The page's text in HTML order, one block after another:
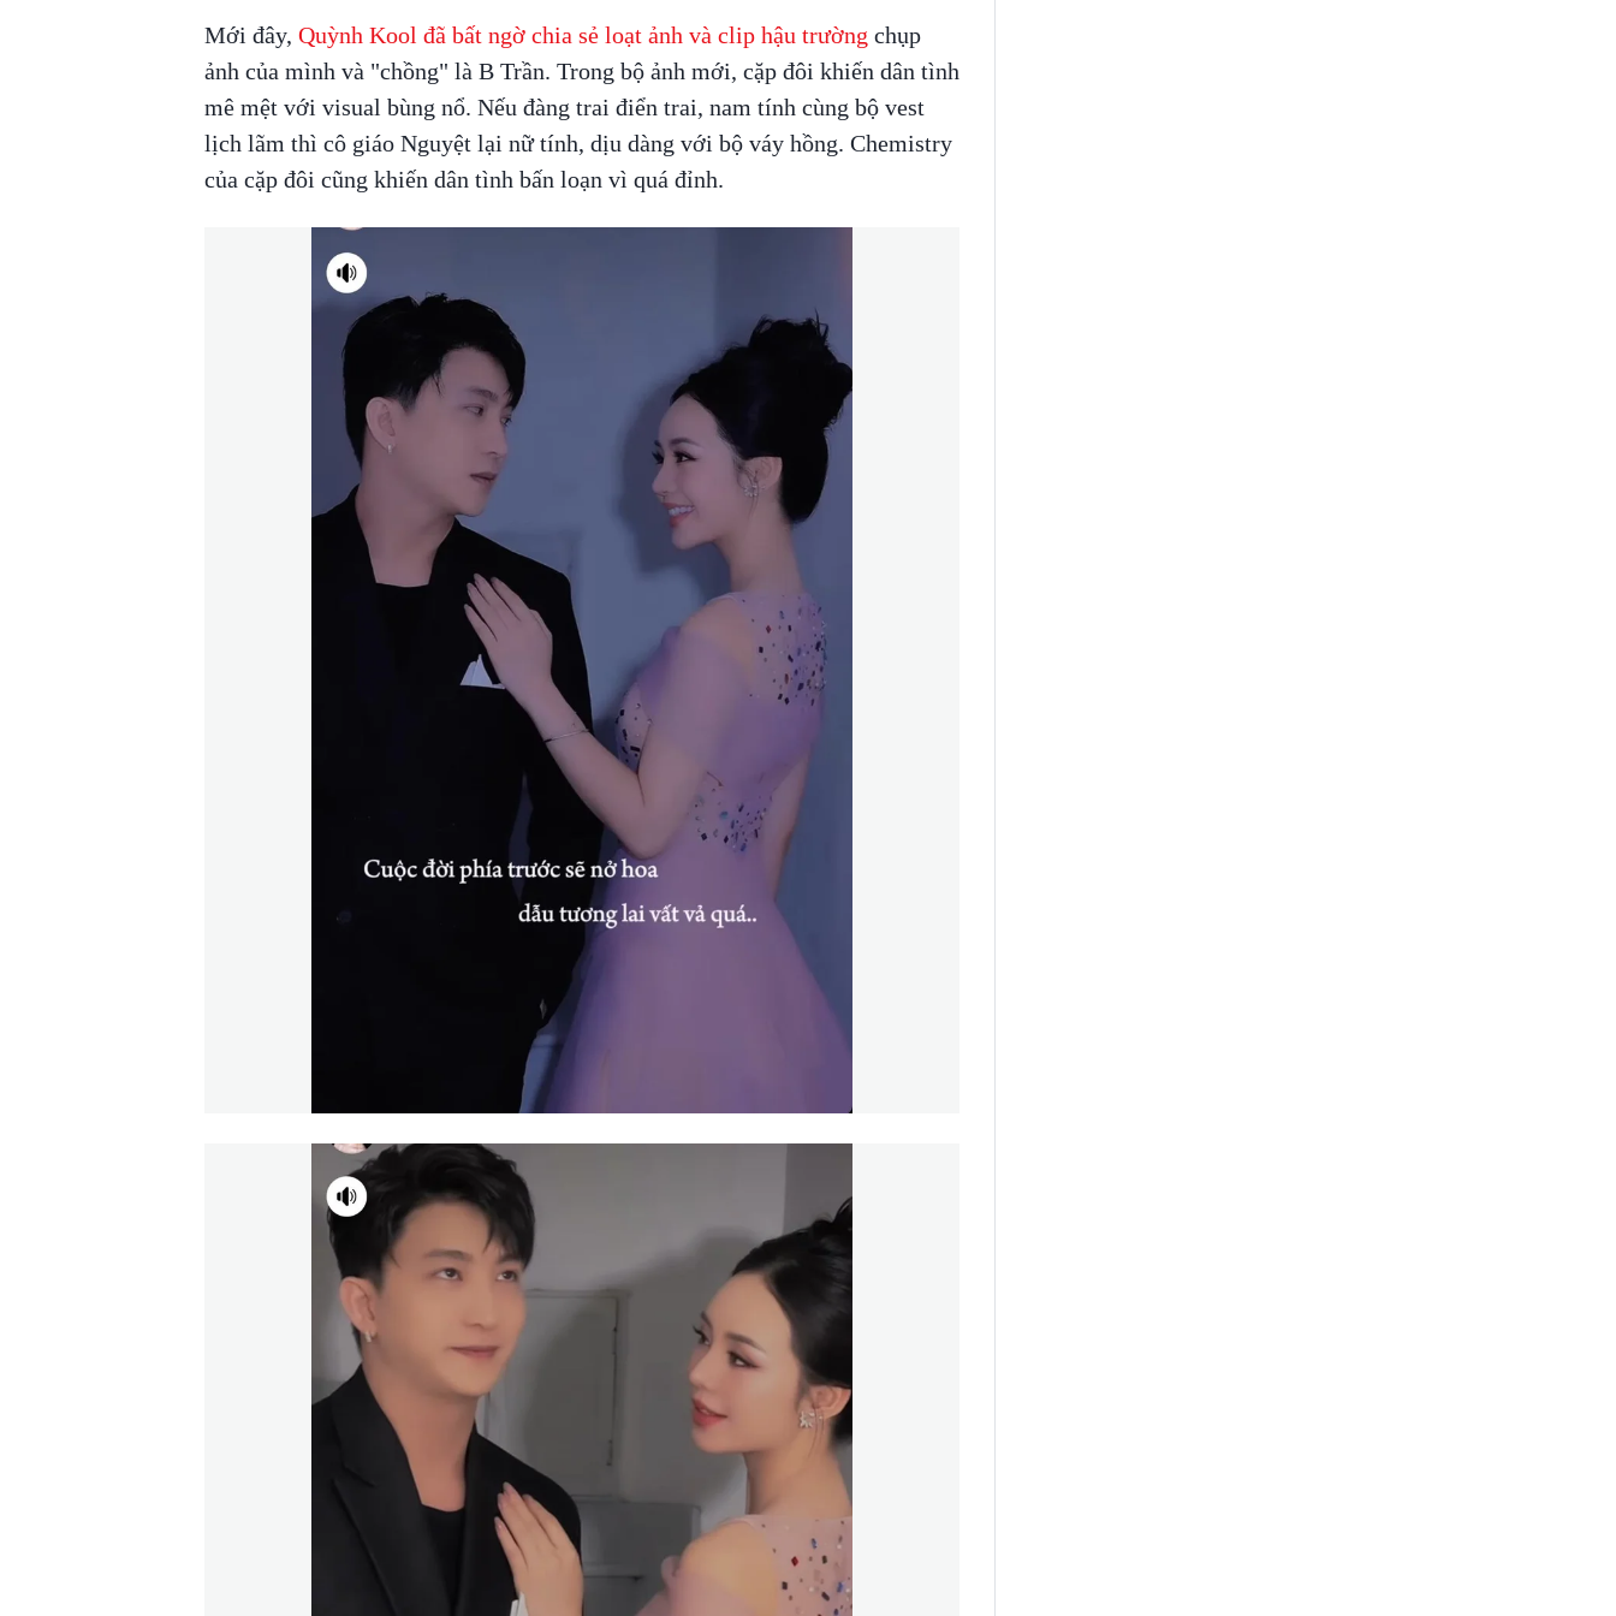
Mới đây, Quỳnh Kool đã bất ngờ chia sẻ loạt ảnh và clip hậu trường chụp
ảnh của mình và "chồng" là B Trần. Trong bộ ảnh mới, cặp đôi khiến dân tình
mê mệt với visual bùng nổ. Nếu đàng trai điển trai, nam tính cùng bộ vest
lịch lãm thì cô giáo Nguyệt lại nữ tính, dịu dàng với bộ váy hồng. Chemistry
của cặp đôi cũng khiến dân tình bấn loạn vì quá đỉnh.